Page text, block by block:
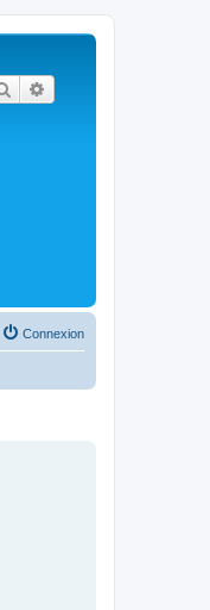
Rechercher
Connexion